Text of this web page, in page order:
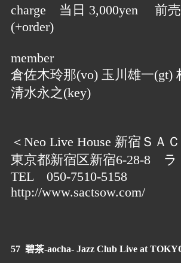
charge 当日 3,000yen 前売
(+order)
member
倉佐木玲那(vo) 玉川雄一(gt)
清水永之(key)
＜Neo Live House 新宿ＳＡ
東京都新宿区新宿6-28-8
TEL 050-7510-5158
http://www.sactsow.com/
57 碧茶-aocha- Jazz Club Live at